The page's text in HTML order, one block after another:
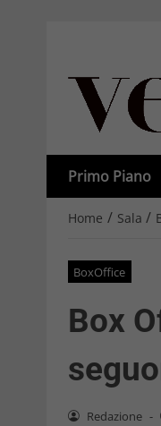
Primo Piano
Home / Sala /
BoxOffice
Box
Redazione -